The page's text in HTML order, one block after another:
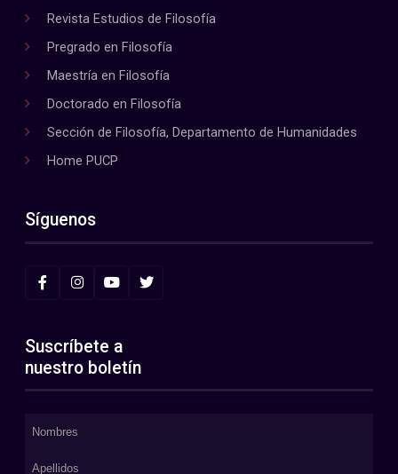
Revista Estudios de Filosofía
Pregrado en Filosofía
Maestría en Filosofía
Doctorado en Filosofía
Sección de Filosofía, Departamento de Humanidades
Home PUCP
Síguenos
Suscríbete a
nuestro boletín